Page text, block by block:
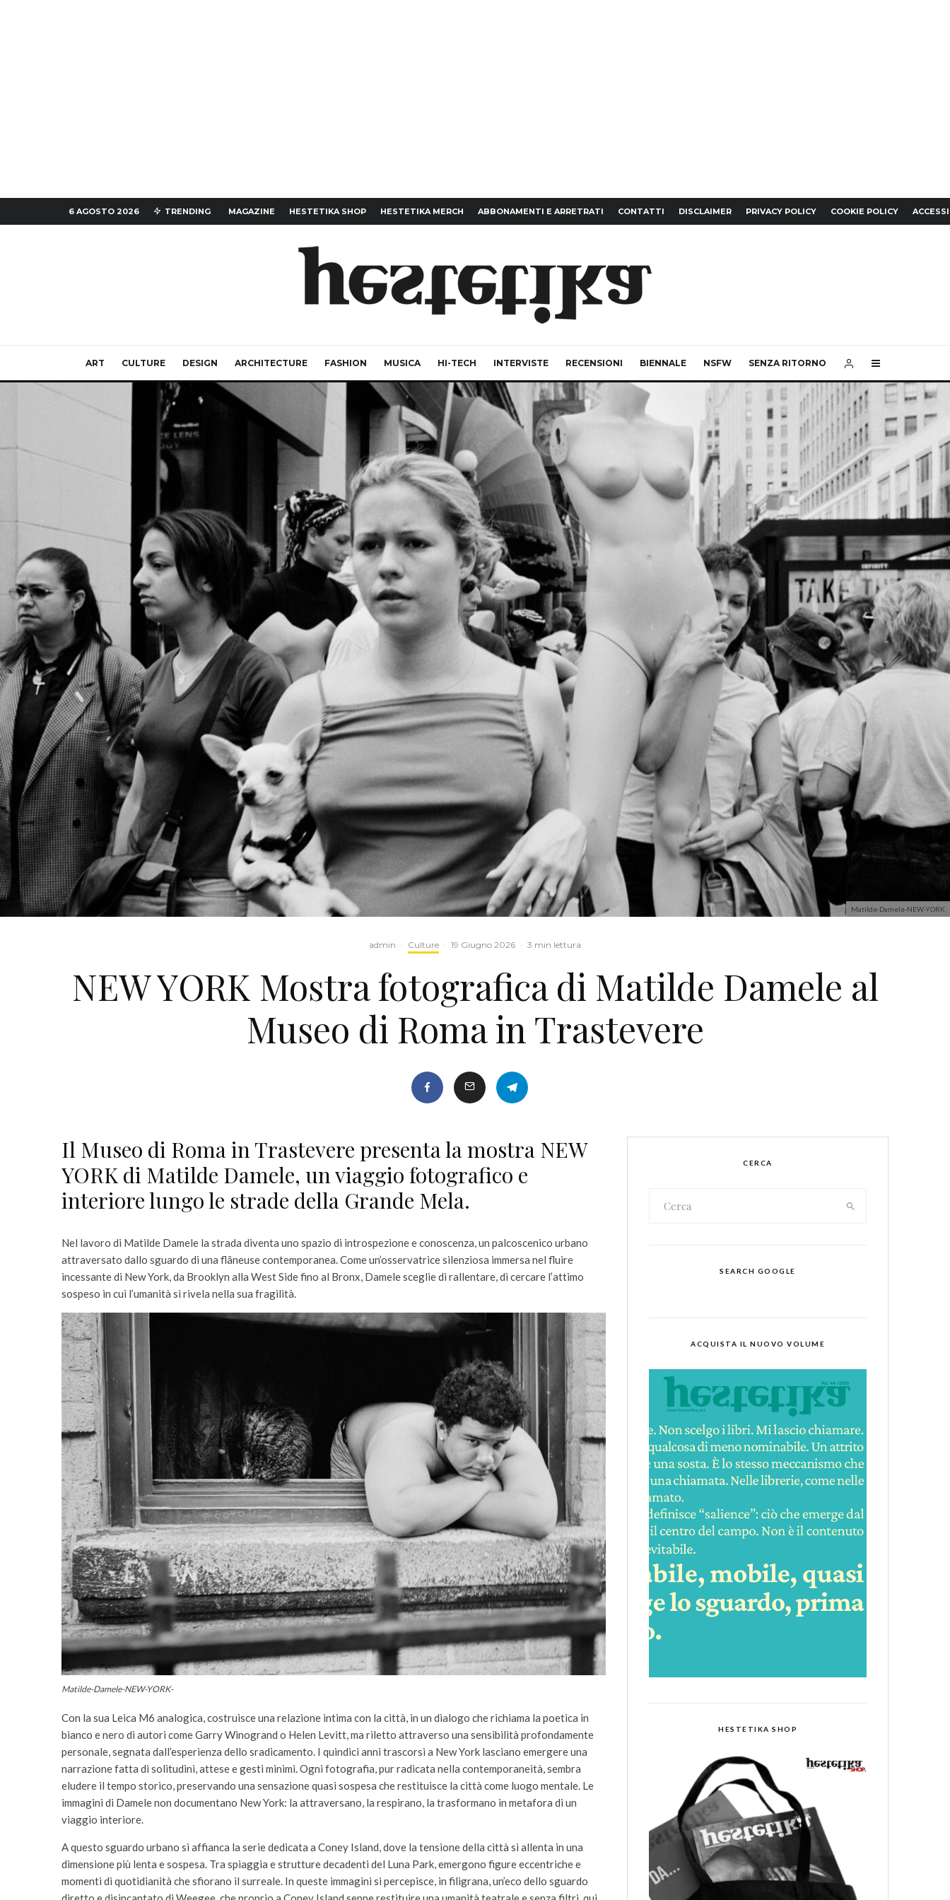
6 AGOSTO 2026 TRENDING MAGAZINE HESTETIKA SHOP HESTETIKA MERCH ABBONAMENTI E ARRETRATI CONTATTI DISCLAIMER PRIVACY POLICY COOKIE POLICY
ART CULTURE DESIGN ARCHITECTURE FASHION MUSICA HI-TECH INTERVISTE RECENSIONI BIENNALE NSFW SENZA RITORNO
Matilde-Damele-NEW-YORK
admin · Culture · 19 Giugno 2026 · 3 min lettura
NEW YORK Mostra fotografica di Matilde Damele al
Museo di Roma in Trastevere
Il Museo di Roma in Trastevere presenta la mostra NEW
YORK di Matilde Damele, un viaggio fotografico e
interiore lungo le strade della Grande Mela.
Nel lavoro di Matilde Damele la strada diventa uno spazio di introspezione e conoscenza, un palcoscenico urbano
attraversato dallo sguardo di una flâneuse contemporanea. Come un’osservatrice silenziosa immersa nel fluire
incessante di New York, da Brooklyn alla West Side fino al Bronx, Damele sceglie di rallentare, di cercare l’attimo
sospeso in cui l’umanità si rivela nella sua fragilità.
Matilde-Damele-NEW-YORK-
Con la sua Leica M6 analogica, costruisce una relazione intima con la città, in un dialogo che richiama la poetica in
bianco e nero di autori come Garry Winogrand o Helen Levitt, ma riletto attraverso una sensibilità profondamente
personale, segnata dall’esperienza dello sradicamento. I quindici anni trascorsi a New York lasciano emergere una
narrazione fatta di solitudini, attese e gesti minimi. Ogni fotografia, pur radicata nella contemporaneità, sembra
eludere il tempo storico, preservando una sensazione quasi sospesa che restituisce la città come luogo mentale. Le
immagini di Damele non documentano New York: la attraversano, la respirano, la trasformano in metafora di un
viaggio interiore.
A questo sguardo urbano si affianca la serie dedicata a Coney Island, dove la tensione della città si allenta in una
dimensione più lenta e sospesa. Tra spiaggia e strutture decadenti del Luna Park, emergono figure eccentriche e
momenti di quotidianità che sfiorano il surreale. In queste immagini si percepisce, in filigrana, un’eco dello sguardo
CERCA
SEARCH GOOGLE
ACQUISTA IL NUOVO VOLUME
HESTETIKA SHOP